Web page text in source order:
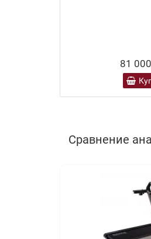
81
Сравнение